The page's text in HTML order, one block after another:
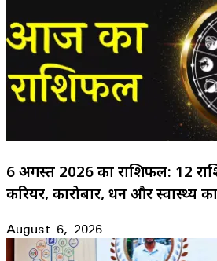
6 अगस्त 2026 का राशिफल: 12
करियर, कारोबार, धन और स्वास्थ्य
August 6, 2026